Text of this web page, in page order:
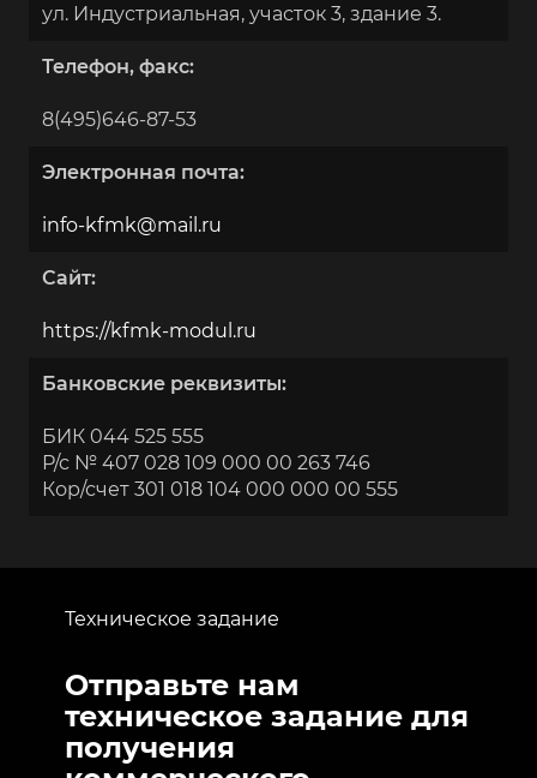
ул. Индустриальная, участок 3, здание 3.
Телефон, факс:
8(495)646-87-53
Электронная почта:
info-kfmk@mail.ru
Сайт:
https://kfmk-modul.ru
Банковские реквизиты:
БИК 044 525 555
Р/с № 407 028 109 000 00 263 746
Кор/счет 301 018 104 000 000 00 555
Техническое задание
Отправьте нам
техническое задание для
получения